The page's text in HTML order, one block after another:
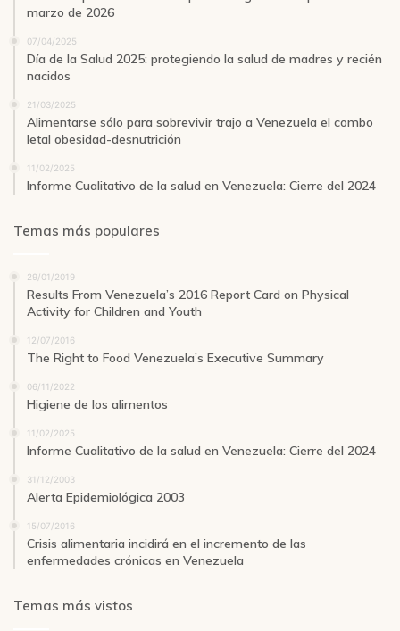
marzo de 2026
07/04/2025
Día de la Salud 2025: protegiendo la salud de madres y recién
nacidos
21/03/2025
Alimentarse sólo para sobrevivir trajo a Venezuela el combo
letal obesidad-desnutrición
11/02/2025
Informe Cualitativo de la salud en Venezuela: Cierre del 2024
Temas más populares
29/01/2019
Results From Venezuela’s 2016 Report Card on Physical
Activity for Children and Youth
12/07/2016
The Right to Food Venezuela’s Executive Summary
06/11/2022
Higiene de los alimentos
11/02/2025
Informe Cualitativo de la salud en Venezuela: Cierre del 2024
31/12/2003
Alerta Epidemiológica 2003
15/07/2016
Crisis alimentaria incidirá en el incremento de las
enfermedades crónicas en Venezuela
Temas más vistos